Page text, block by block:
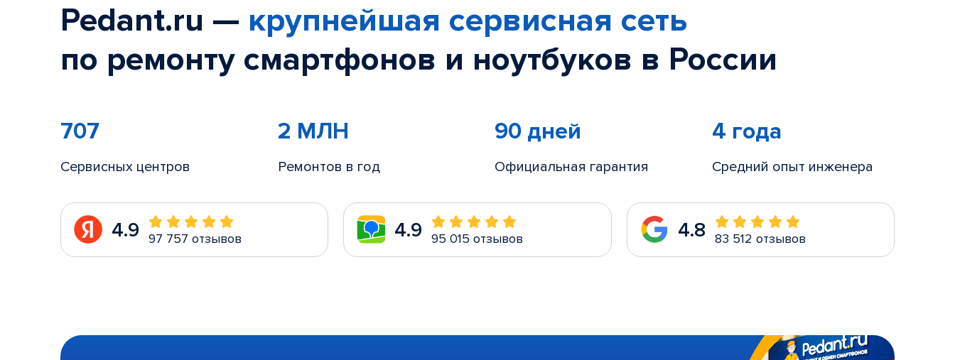
Pedant.ru — крупнейшая сервисная сеть
по ремонту смартфонов и ноутбуков в России
707
Сервисных центров
2 МЛН
Ремонтов в год
90 дней
Официальная гарантия
4 года
Средний опыт инженера
4.9 97 757 отзывов 4.9 95 015 отзывов 4.8 83 512 отзывов